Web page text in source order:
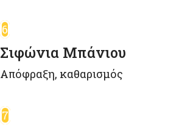
6
Σιφώνια Μπάνιου
Απόφραξη, καθαρισμός
7